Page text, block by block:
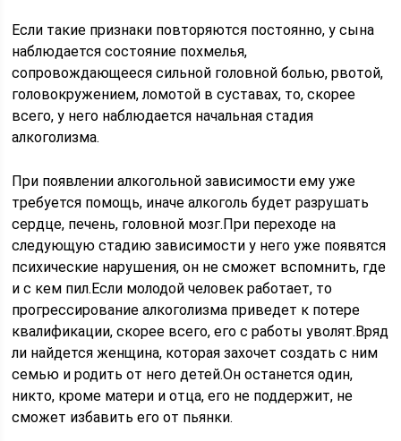
Если такие признаки повторяются постоянно, у сына
наблюдается состояние похмелья,
сопровождающееся сильной головной болью, рвотой,
головокружением, ломотой в суставах, то, скорее
всего, у него наблюдается начальная стадия
алкоголизма.
При появлении алкогольной зависимости ему уже
требуется помощь, иначе алкоголь будет разрушать
сердце, печень, головной мозг.При переходе на
следующую стадию зависимости у него уже появятся
психические нарушения, он не сможет вспомнить, где
и с кем пил.Если молодой человек работает, то
прогрессирование алкоголизма приведет к потере
квалификации, скорее всего, его с работы уволят.Вряд
ли найдется женщина, которая захочет создать с ним
семью и родить от него детей.Он останется один,
никто, кроме матери и отца, его не поддержит, не
сможет избавить его от пьянки.